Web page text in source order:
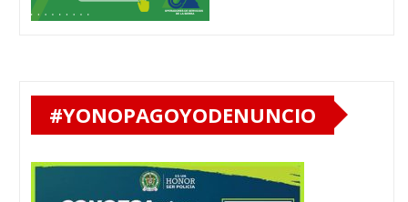
#YONOPAGOYODENUNCIO